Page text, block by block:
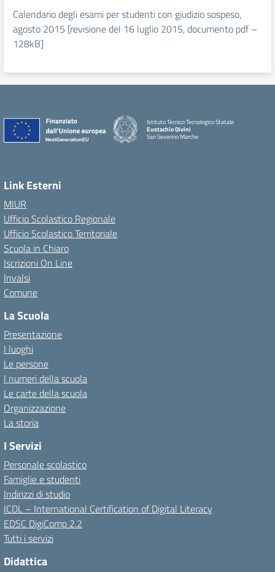
Calendario degli esami per studenti con giudizio sospeso,
agosto 2015 [revisione del 16 luglio 2015, documento pdf –
128kB]
Istituto Tecnico Tecnologico Statale
Eustachio Divini
San Severino Marche
Link Esterni
MIUR
Ufficio Scolastico Regionale
Ufficio Scolastico Territoriale
Scuola in Chiaro
Iscrizioni On Line
Invalsi
Comune
La Scuola
Presentazione
I luoghi
Le persone
I numeri della scuola
Le carte della scuola
Organizzazione
La storia
I Servizi
Personale scolastico
Famiglie e studenti
Indirizzi di studio
ICDL – International Certification of Digital Literacy
EDSC DigiComp 2.2
Tutti i servizi
Didattica